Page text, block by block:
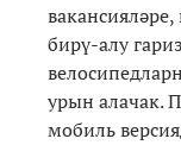
бирү-алу
урын алачак.
мобиль